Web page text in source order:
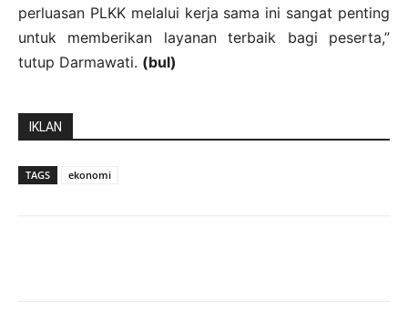
perluasan PLKK melalui kerja sama ini sangat penting
untuk memberikan layanan terbaik bagi peserta,”
tutup Darmawati. (bul)
IKLAN
TAGS ekonomi